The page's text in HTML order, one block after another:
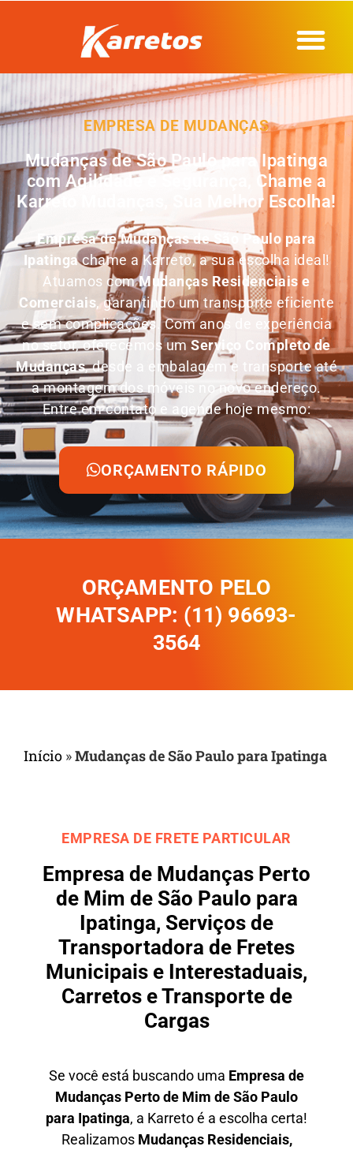
EMPRESA DE MUDANÇAS
Mudanças de São Paulo para Ipatinga
com Agilidade e Segurança, Chame a
Karreto Mudanças, Sua Melhor Escolha!
Empresa deMudanças de São Paulo para
Ipatingachame a Karreto, a sua escolha ideal!
Atuamos comMudanças Residenciais e
Comerciais, garantindo um transporte eficiente
e sem complicações. Com anos de experiência
no setor, oferecemos umServiço Completo de
Mudanças, desde a embalagem e transporte até
a montagem dos móveis no novo endereço.
Entre em contato e agende hoje mesmo:
ORÇAMENTO RÁPIDO
ORÇAMENTO PELO
WHATSAPP: (11) 96693-
3564
Início »Mudanças de São Paulo para Ipatinga
EMPRESA DE FRETE PARTICULAR
Empresa de Mudanças Perto
de Mim de São Paulo para
Ipatinga, Serviços de
Transportadora de Fretes
Municipais e Interestaduais,
Carretos e Transporte de
Cargas
Se você está buscando uma Empresa de
Mudanças Perto de Mim de São Paulo
para Ipatinga, a Karreto é a escolha certa!
Realizamos Mudanças Residenciais,